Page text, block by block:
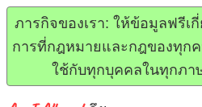
ภารกิจของเรา: ให้ข้อมูลฟรีเ
การที่กฎหมายและกฎของทุก
ใช้กับทุกบุคคลในทุกภา